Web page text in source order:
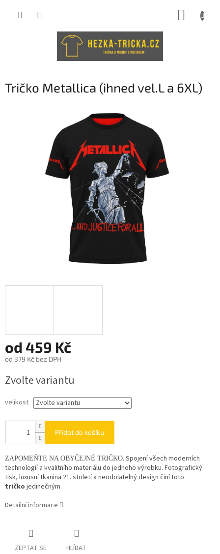
Tričko Metallica (ihned vel.L a 6XL)
od 459 Kč
od 379 Kč bez DPH
cena:
Zvolte variantu
velikost
Přidat do košíku
ZAPOMEŇTE NA OBYČEJNÉ TRIČKO. Spojení všech moderních
technologií a kvalitního materiálu do jednoho výrobku. Fotografický
tisk, luxusní tkanina 21. století a neodolatelný design činí toto
tričko jedinečným.
Detailní informace
ZEPTAT SE HLÍDAT